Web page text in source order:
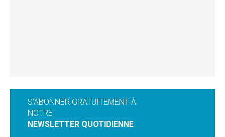
S'ABONNER GRATUITEMENT À
NOTRE
NEWSLETTER QUOTIDIENNE